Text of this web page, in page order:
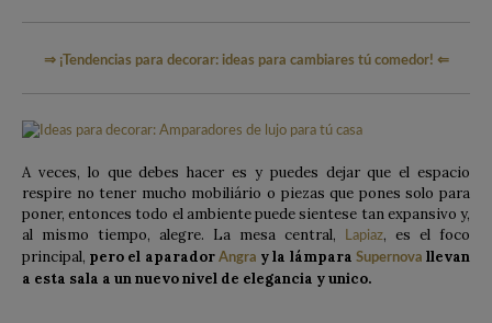
⇒¡Tendencias para decorar: ideas para cambiares tú comedor! ⇐
A veces, lo que debes hacer es y puedes dejar que el espacio
respire no tener mucho mobiliário o piezas que pones solo para
poner, entonces todo el ambiente puede sientese tan expansivo y,
al mismo tiempo, alegre. La mesa central,
Lapiaz, es el foco
principal, pero el aparador Angra y la lámpara Supernova llevan
a esta sala a un nuevo nivel de elegancia y unico.